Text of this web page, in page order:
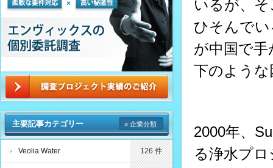
いるが、
ひそんで
が中国で
下のよう
2000年、
る浄水プ
主要記事カテゴリー » 企業分類
Veolia Water 126 件